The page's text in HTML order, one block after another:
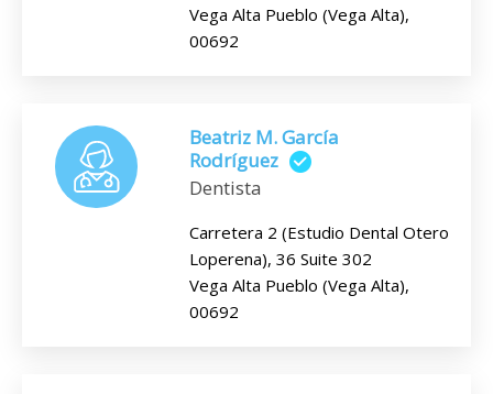
Vega Alta Pueblo (Vega Alta),
00692
Beatriz M. García
Rodríguez
Dentista
Carretera 2 (Estudio Dental Otero
Loperena), 36 Suite 302
Vega Alta Pueblo (Vega Alta),
00692